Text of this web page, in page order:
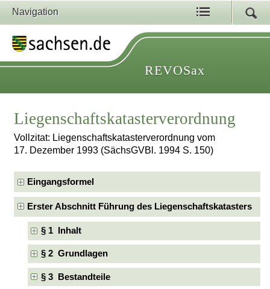
Navigation
REVOSax
Liegenschaftskatasterverordnung
Vollzitat: Liegenschaftskatasterverordnung vom
17. Dezember 1993 (SächsGVBl. 1994 S. 150)
Eingangsformel
Erster Abschnitt Führung des Liegenschaftskatasters
§ 1 Inhalt
§ 2 Grundlagen
§ 3 Bestandteile